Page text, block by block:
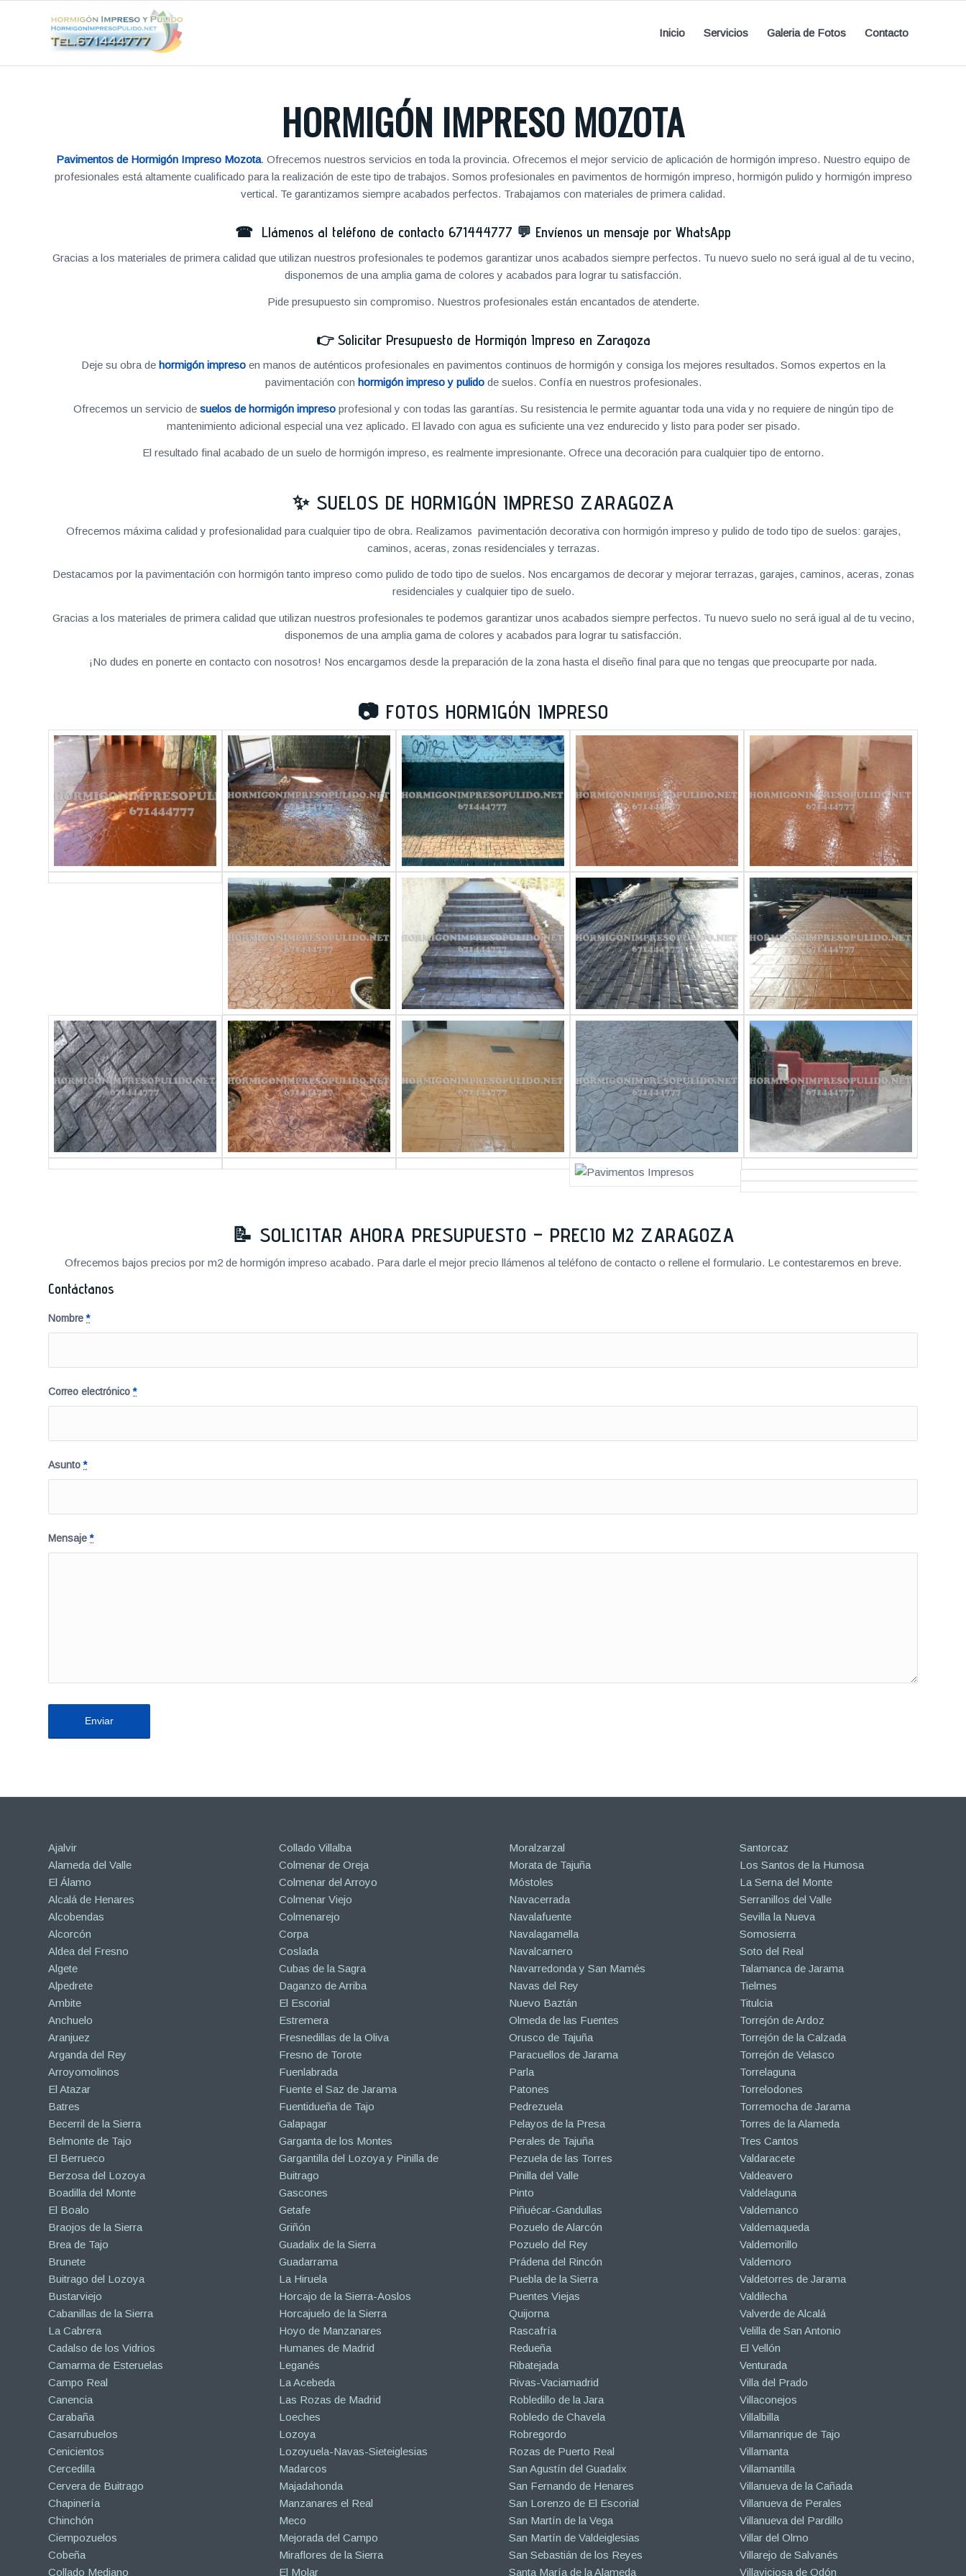
Inicio Servicios Galeria de Fotos Contacto
HORMIGÓN IMPRESO MOZOTA
Pavimentos de Hormigón Impreso Mozota. Ofrecemos nuestros servicios en toda la provincia. Ofrecemos el mejor servicio de aplicación de hormigón impreso. Nuestro equipo de
profesionales está altamente cualificado para la realización de este tipo de trabajos. Somos profesionales en pavimentos de hormigón impreso, hormigón pulido y hormigón impreso
vertical. Te garantizamos siempre acabados perfectos. Trabajamos con materiales de primera calidad.
☎ Llámenos al teléfono de contacto 671444777 💬 Envíenos un mensaje por WhatsApp
Gracias a los materiales de primera calidad que utilizan nuestros profesionales te podemos garantizar unos acabados siempre perfectos. Tu nuevo suelo no será igual al de tu vecino,
disponemos de una amplia gama de colores y acabados para lograr tu satisfacción.
Pide presupuesto sin compromiso. Nuestros profesionales están encantados de atenderte.
👉 Solicitar Presupuesto de Hormigón Impreso en Zaragoza
Deje su obra de hormigón impresoen manos de auténticos profesionales en pavimentos continuos de hormigón y consiga los mejores resultados. Somos expertos en la
pavimentación con hormigón impreso y pulidode suelos. Confía en nuestros profesionales.
Ofrecemos un servicio de suelos de hormigón impresoprofesional y con todas las garantías. Su resistencia le permite aguantar toda una vida y no requiere de ningún tipo de
mantenimiento adicional especial una vez aplicado. El lavado con agua es suficiente una vez endurecido y listo para poder ser pisado.
El resultado final acabado de un suelo de hormigón impreso, es realmente impresionante. Ofrece una decoración para cualquier tipo de entorno.
✨ SUELOS DE HORMIGÓN IMPRESO ZARAGOZA
Ofrecemos máxima calidad y profesionalidad para cualquier tipo de obra. Realizamos pavimentación decorativa con hormigón impreso y pulido de todo tipo de suelos: garajes,
caminos, aceras, zonas residenciales y terrazas.
Destacamos por la pavimentación con hormigón tanto impreso como pulido de todo tipo de suelos. Nos encargamos de decorar y mejorar terrazas, garajes, caminos, aceras, zonas
residenciales y cualquier tipo de suelo.
Gracias a los materiales de primera calidad que utilizan nuestros profesionales te podemos garantizar unos acabados siempre perfectos. Tu nuevo suelo no será igual al de tu vecino,
disponemos de una amplia gama de colores y acabados para lograr tu satisfacción.
¡No dudes en ponerte en contacto con nosotros! Nos encargamos desde la preparación de la zona hasta el diseño final para que no tengas que preocuparte por nada.
📷 FOTOS HORMIGÓN IMPRESO
📝 SOLICITAR AHORA PRESUPUESTO – PRECIO M2 ZARAGOZA
Ofrecemos bajos precios por m2 de hormigón impreso acabado. Para darle el mejor precio llámenos al teléfono de contacto o rellene el formulario. Le contestaremos en breve.
Contáctanos
Nombre*
Correo electrónico*
Asunto*
Mensaje*
Ajalvir
Alameda del Valle
El Álamo
Alcalá de Henares
Alcobendas
Alcorcón
Aldea del Fresno
Algete
Alpedrete
Ambite
Anchuelo
Aranjuez
Arganda del Rey
Arroyomolinos
El Atazar
Batres
Becerril de la Sierra
Belmonte de Tajo
El Berrueco
Berzosa del Lozoya
Boadilla del Monte
El Boalo
Braojos de la Sierra
Brea de Tajo
Brunete
Buitrago del Lozoya
Bustarviejo
Cabanillas de la Sierra
La Cabrera
Cadalso de los Vidrios
Camarma de Esteruelas
Campo Real
Canencia
Carabaña
Casarrubuelos
Cenicientos
Cercedilla
Cervera de Buitrago
Chapinería
Chinchón
Ciempozuelos
Cobeña
Collado Mediano
Collado Villalba
Colmenar de Oreja
Colmenar del Arroyo
Colmenar Viejo
Colmenarejo
Corpa
Coslada
Cubas de la Sagra
Daganzo de Arriba
El Escorial
Estremera
Fresnedillas de la Oliva
Fresno de Torote
Fuenlabrada
Fuente el Saz de Jarama
Fuentidueña de Tajo
Galapagar
Garganta de los Montes
Gargantilla del Lozoya y Pinilla de
Buitrago
Gascones
Getafe
Griñón
Guadalix de la Sierra
Guadarrama
La Hiruela
Horcajo de la Sierra-Aoslos
Horcajuelo de la Sierra
Hoyo de Manzanares
Humanes de Madrid
Leganés
La Acebeda
Las Rozas de Madrid
Loeches
Lozoya
Lozoyuela-Navas-Sieteiglesias
Madarcos
Majadahonda
Manzanares el Real
Meco
Mejorada del Campo
Miraflores de la Sierra
El Molar
Moralzarzal
Morata de Tajuña
Móstoles
Navacerrada
Navalafuente
Navalagamella
Navalcarnero
Navarredonda y San Mamés
Navas del Rey
Nuevo Baztán
Olmeda de las Fuentes
Orusco de Tajuña
Paracuellos de Jarama
Parla
Patones
Pedrezuela
Pelayos de la Presa
Perales de Tajuña
Pezuela de las Torres
Pinilla del Valle
Pinto
Piñuécar-Gandullas
Pozuelo de Alarcón
Pozuelo del Rey
Prádena del Rincón
Puebla de la Sierra
Puentes Viejas
Quijorna
Rascafría
Redueña
Ribatejada
Rivas-Vaciamadrid
Robledillo de la Jara
Robledo de Chavela
Robregordo
Rozas de Puerto Real
San Agustín del Guadalix
San Fernando de Henares
San Lorenzo de El Escorial
San Martín de la Vega
San Martín de Valdeiglesias
San Sebastián de los Reyes
Santa María de la Alameda
Santorcaz
Los Santos de la Humosa
La Serna del Monte
Serranillos del Valle
Sevilla la Nueva
Somosierra
Soto del Real
Talamanca de Jarama
Tielmes
Titulcia
Torrejón de Ardoz
Torrejón de la Calzada
Torrejón de Velasco
Torrelaguna
Torrelodones
Torremocha de Jarama
Torres de la Alameda
Tres Cantos
Valdaracete
Valdeavero
Valdelaguna
Valdemanco
Valdemaqueda
Valdemorillo
Valdemoro
Valdetorres de Jarama
Valdilecha
Valverde de Alcalá
Velilla de San Antonio
El Vellón
Venturada
Villa del Prado
Villaconejos
Villalbilla
Villamanrique de Tajo
Villamanta
Villamantilla
Villanueva de la Cañada
Villanueva de Perales
Villanueva del Pardillo
Villar del Olmo
Villarejo de Salvanés
Villaviciosa de Odón